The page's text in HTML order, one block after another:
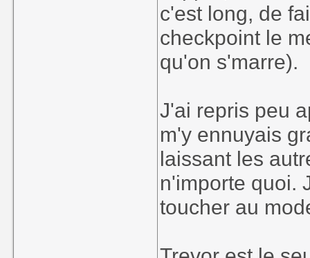
c'est long, de
checkpoint le
qu'on s'marre).
J'ai repris peu
m'y ennuyais
laissant les
n'importe quoi.
toucher au